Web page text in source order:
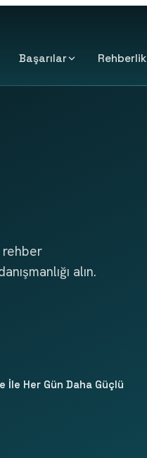
Başarılar Rehberlik
rehber
alın.
İle Her Gün Daha Güçlü